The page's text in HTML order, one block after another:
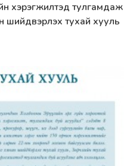
хэрэгжилтэд тулгамдаж
шийдвэрлэх тухай хууль